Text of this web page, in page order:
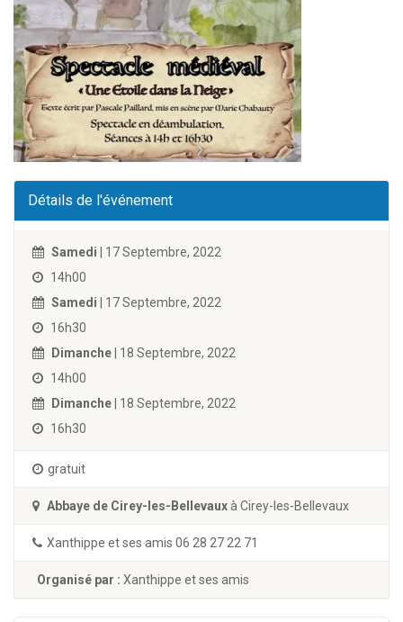
Détails de l'événement
Samedi | 17 Septembre, 2022
14h00
Samedi | 17 Septembre, 2022
16h30
Dimanche | 18 Septembre, 2022
14h00
Dimanche | 18 Septembre, 2022
16h30
gratuit
Abbaye de Cirey-les-Bellevauxà Cirey-les-Bellevaux
Xanthippe et ses amis 06 28 27 22 71
Organisé par : Xanthippe et ses amis